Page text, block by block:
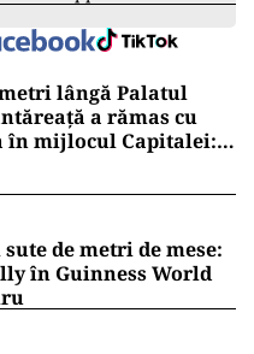
lângă Palatul
a rămas cu
în mijlocul Capitalei:
de metri de mese:
în Guinness World